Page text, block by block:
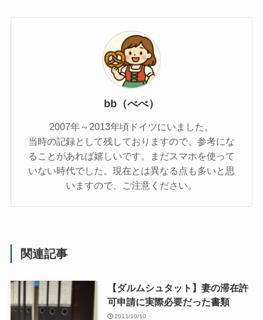
bb（べべ）
2007年～2013年頃ドイツにいました。
当時の記録として残しておりますので、参考にな
ることがあれば嬉しいです。まだスマホを使って
いない時代でした。現在とは異なる点も多いと思
いますので、ご注意ください。
関連記事
【ダルムシュタット】妻の滞在許
可申請に実際必要だった書類
2011/10/10